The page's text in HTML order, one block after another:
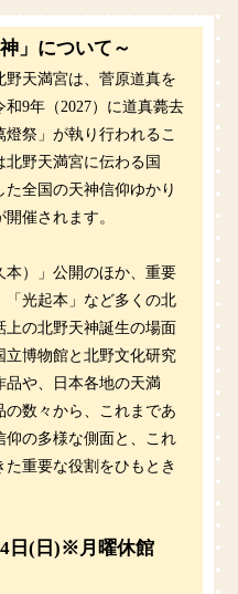
」について～
天満宮は、菅原道真を
9年（2027）に道真薨去
祭」が執り行われるこ
野天満宮に伝わる国
全国の天神信仰ゆかり
催されます。
本）」公開のほか、重要
「光起本」など多くの北
の北野天神誕生の場面
立博物館と北野文化研究
品や、日本各地の天満
数々から、これまであ
仰の多様な側面と、これ
重要な役割をひもとき
日(日)※月曜休館